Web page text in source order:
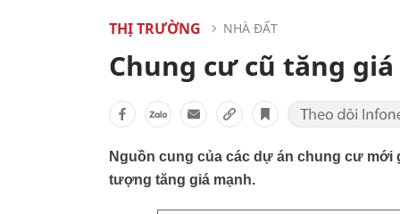
THỊ TRƯỜNG NHÀ ĐẤT
Chung cư cũ tăng
Nguồn cung của các dự án chung cư
tượng tăng giá mạnh.